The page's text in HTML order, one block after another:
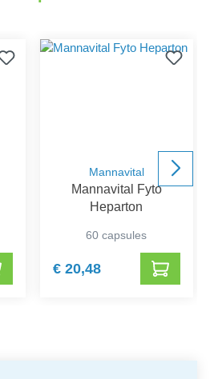
Mannavital
Mannavital Fyto
Heparton
60 capsules
€ 20,48